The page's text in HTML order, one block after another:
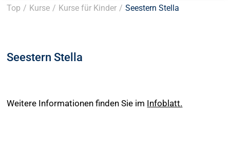
Top / Kurse / Kurse für Kinder / Seestern Stella
Seestern Stella
Weitere Informationen finden Sie im Infoblatt.